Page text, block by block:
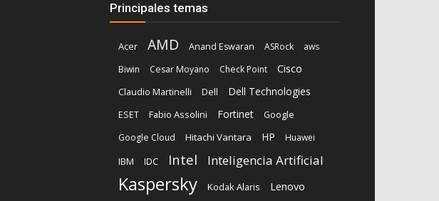
Principales temas
Acer AMD Anand Eswaran ASRock
aws
Biwin
Cesar Moyano Check Point Cisco
Claudio Martinelli Dell Dell Technologies
ESET Fabio Assolini Fortinet
Google
Google Cloud
Hitachi Vantara HP Huawei
IBM IDC Intel Inteligencia Artificial
Kaspersky Kodak Alaris Lenovo